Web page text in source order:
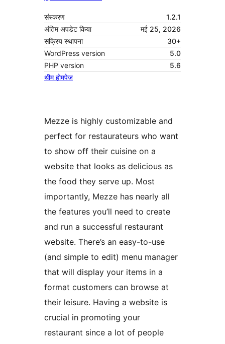
संस्करण
1.2.1
अंतिम अपडेट किया
मई 25, 2026
सक्रिय स्थापना
30+
WordPress version
5.0
PHP version
5.6
थीम होमपेज
Mezze is highly customizable and
perfect for restaurateurs who want
to show off their cuisine on a
website that looks as delicious as
the food they serve up. Most
importantly, Mezze has nearly all
the features you’ll need to create
and run a successful restaurant
website. There’s an easy-to-use
(and simple to edit) menu manager
that will display your items in a
format customers can browse at
their leisure. Having a website is
crucial in promoting your
restaurant since a lot of people